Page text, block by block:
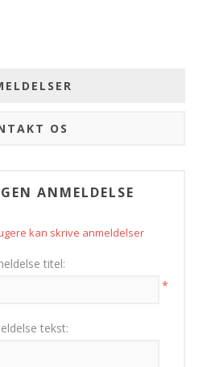
OS
ANMELDELSE
kan skrive anmeldelser
titel:
*
tekst: